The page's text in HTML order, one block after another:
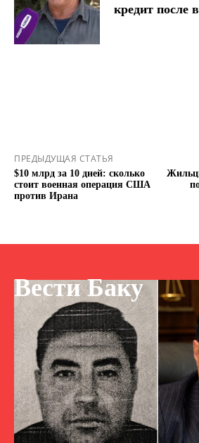
кредит после
ПРЕДЫДУЩАЯ СТАТЬЯ
$10 млрд за 10 дней: сколько
стоит военная операция США
против Ирана
Вести Баку